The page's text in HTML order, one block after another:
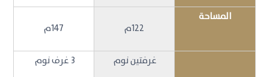
المساحة
122م
147م
غرفتين نوم
3 غرف نوم